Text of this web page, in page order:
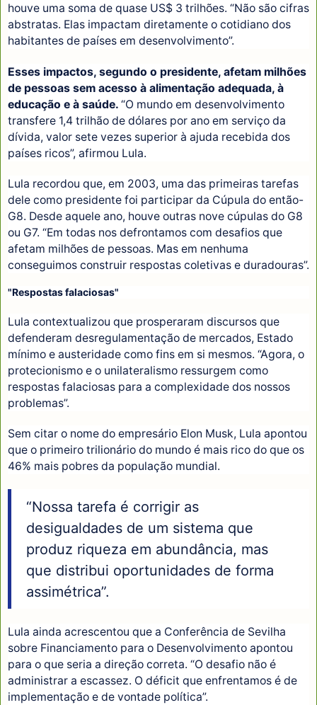
houve uma soma de quase US$ 3 trilhões. “Não são cifras
abstratas. Elas impactam diretamente o cotidiano dos
habitantes de países em desenvolvimento”.
Esses impactos, segundo o presidente, afetam milhões
de pessoas sem acesso à alimentação adequada, à
educação e à saúde. “O mundo em desenvolvimento
transfere 1,4 trilhão de dólares por ano em serviço da
dívida, valor sete vezes superior à ajuda recebida dos
países ricos”, afirmou Lula.
Lula recordou que, em 2003, uma das primeiras tarefas
dele como presidente foi participar da Cúpula do então-
G8. Desde aquele ano, houve outras nove cúpulas do G8
ou G7. “Em todas nos defrontamos com desafios que
afetam milhões de pessoas. Mas em nenhuma
conseguimos construir respostas coletivas e duradouras”.
"Respostas falaciosas"
Lula contextualizou que prosperaram discursos que
defenderam desregulamentação de mercados, Estado
mínimo e austeridade como fins em si mesmos. “Agora, o
protecionismo e o unilateralismo ressurgem como
respostas falaciosas para a complexidade dos nossos
problemas”.
Sem citar o nome do empresário Elon Musk, Lula apontou
que o primeiro trilionário do mundo é mais rico do que os
46% mais pobres da população mundial.
“Nossa tarefa é corrigir as
desigualdades de um sistema que
produz riqueza em abundância, mas
que distribui oportunidades de forma
assimétrica”.
Lula ainda acrescentou que a Conferência de Sevilha
sobre Financiamento para o Desenvolvimento apontou
para o que seria a direção correta. “O desafio não é
administrar a escassez. O déficit que enfrentamos é de
implementação e de vontade política”.